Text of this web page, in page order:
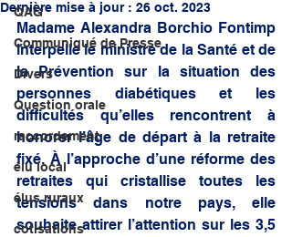
QAG
Communiqué de Presse
Divers
Question orale
raccordement
élu local
élus ruraux
cotisations
Dernière mise à jour : 26 oct. 2023
Madame Alexandra Borchio Fontimp
interpelle le ministre de la Santé et de
la Prévention sur la situation des
personnes diabétiques et les
difficultés qu’elles rencontrent à
honorer l’âge de départ à la retraite
fixé. À l’approche d’une réforme des
retraites qui cristallise toutes les
tensions dans notre pays, elle
souhaite attirer l’attention sur les 3,5